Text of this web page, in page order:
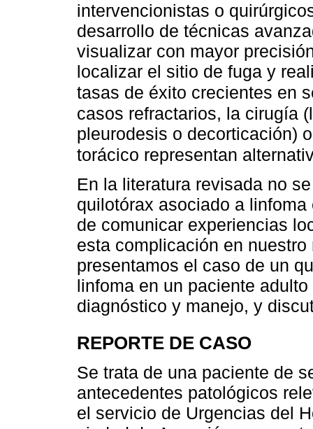
intervencionistas o
desarrollo de técnicas
visualizar con mayor
localizar el sitio de fuga y
tasas de éxito crecientes en
casos refractarios, la cirugía
pleurodesis o decorticación)
torácico representan
En la literatura revisada no
quilotórax asociado a
de comunicar experiencias
esta complicación en
presentamos el caso de un
linfoma en un paciente
diagnóstico y manejo, y
REPORTE DE CASO
Se trata de una paciente de
antecedentes patológicos
el servicio de Urgencias del